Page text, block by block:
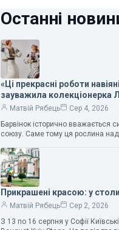
Останні
«Ці прекрасні роботи
зауважила
Матвій Рябець
Сер 4, 2026
Барвінок історично вважається
союзу. Саме тому ця рослина
Прикрашені красою: у
Матвій Рябець
Сер 2, 2026
З 13 по 16 серпня у Софії